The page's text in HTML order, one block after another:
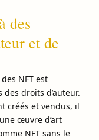
des
et de
NFT est
droits d’auteur.
créés et vendus, il
œuvre d’art
NFT sans le